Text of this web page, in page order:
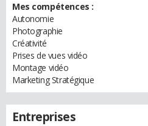
Mes compétences :
Autonomie
Photographie
Créativité
Prises de vues vidéo
Montage vidéo
Marketing Stratégique
Entreprises